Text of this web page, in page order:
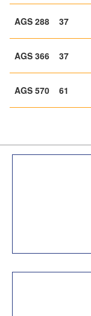
AGS 288 37
AGS 366 37
AGS 570 61